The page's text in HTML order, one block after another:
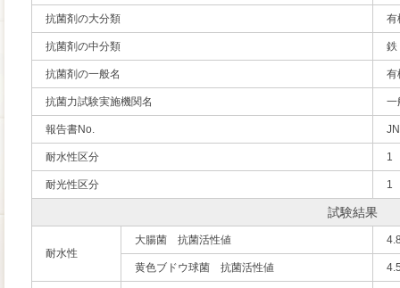
抗菌剤の大分類 有
抗菌剤の中分類 鉄
抗菌剤の一般名 有
抗菌力試験実施機関名 一
報告書No.
耐水性区分 1
耐光性区分 1
試験結果
耐水性
大腸菌 抗菌活性値
黄色ブドウ球菌 抗菌活性値